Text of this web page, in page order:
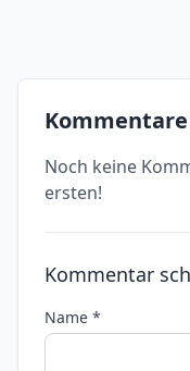
Kommentare
Noch keine
ersten!
Kommentar
Name *